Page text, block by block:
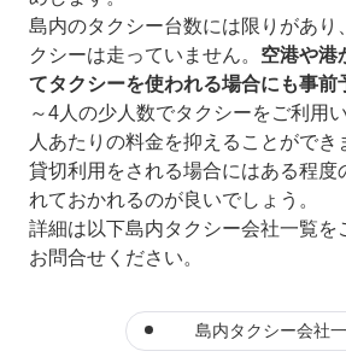
島内のタクシー台数には限りがあり
クシーは走っていません。 空港や港
てタクシーを使われる場合にも事前
～4人の少人数でタクシーをご利用
人あたりの料金を抑えることがで
貸切利用をされる場合にはある程度
れておかれるのが良いでしょう。
詳細は以下島内タクシー会社一覧を
お問合せください。
島内タクシー会社